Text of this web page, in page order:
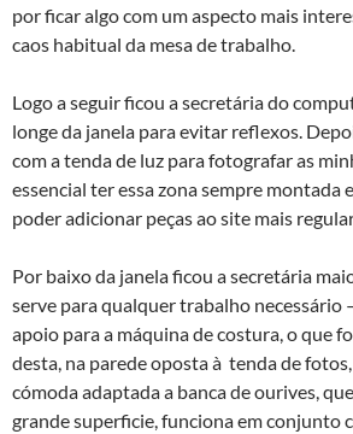
por ficar algo com um aspecto mais
caos habitual da mesa de trabalho.
Logo a seguir ficou a secretária do
longe da janela para evitar reflexos.
com a tenda de luz para fotografar as
essencial ter essa zona sempre montada
poder adicionar peças ao site mais
Por baixo da janela ficou a secretária
serve para qualquer trabalho necessário
apoio para a máquina de costura, o que
desta, na parede oposta à tenda de
cómoda adaptada a banca de ourives,
grande superficie, funciona em conjunto